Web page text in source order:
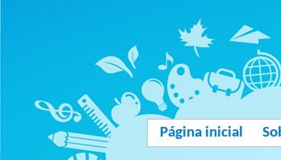
Página inicial